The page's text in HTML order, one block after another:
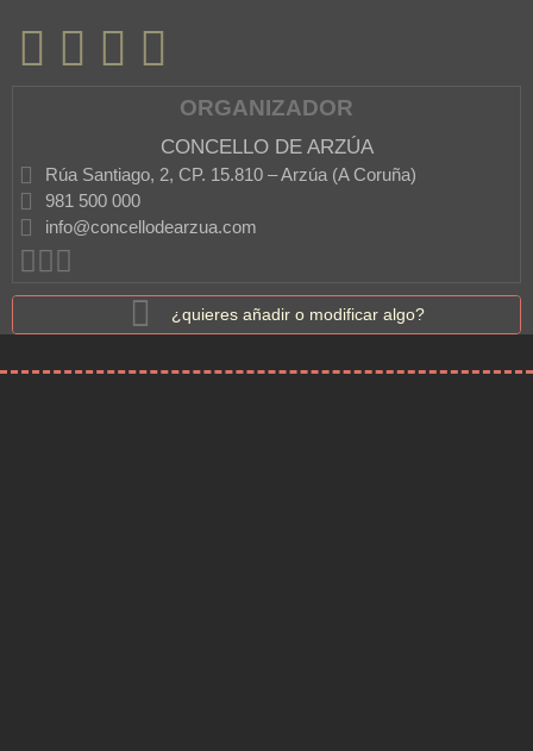
ORGANIZADOR
CONCELLO DE ARZÚA
Rúa Santiago, 2, CP. 15.810 – Arzúa (A Coruña)
981 500 000
info@concellodearzua.com
¿quieres añadir o modificar algo?